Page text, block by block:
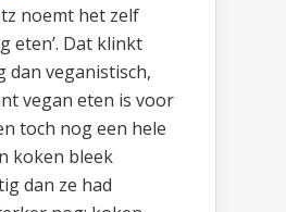
noemt het zelf
eten’. Dat klinkt
dan veganistisch,
vegan eten is voor
toch nog een hele
koken bleek
dan ze had